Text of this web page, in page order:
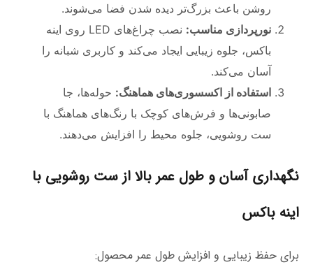
روشن باعث بزرگ‌تر دیده شدن فضا می‌شوند.
نورپردازی مناسب:
نصب چراغ‌های LED روی اینه
باکس، جلوه زیبایی ایجاد می‌کند و کاربری شبانه را
آسان می‌کند.
استفاده از اکسسوری‌های هماهنگ: حوله‌ها، جا
صابونی‌ها و فرش‌های کوچک با رنگ‌های هماهنگ با
ست روشویی، جلوه محیط را افزایش می‌دهند.
نگهداری آسان و طول عمر بالا از ست روشویی با
اینه باکس
برای حفظ زیبایی و افزایش طول عمر محصول: